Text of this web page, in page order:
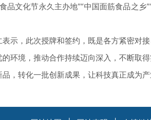
品文化节永久主办地”“中国面筋食品之
，此次授牌和签约，既是各方紧密对
环境，推动合作持续迈向深入，不断取
，转化一批创新成果，让科技真正成为产